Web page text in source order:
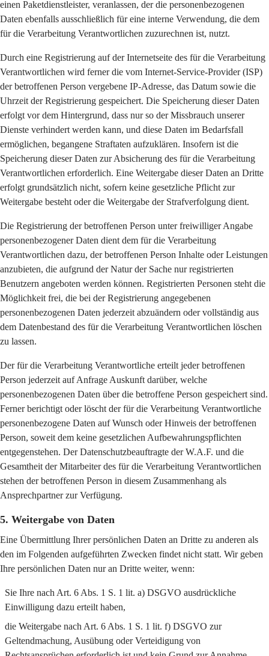
einen Paketdienstleister, veranlassen, der die personenbezogenen
Daten ebenfalls ausschließlich für eine interne Verwendung, die dem
für die Verarbeitung Verantwortlichen zuzurechnen ist, nutzt.
Durch eine Registrierung auf der Internetseite des für die Verarbeitung
Verantwortlichen wird ferner die vom Internet-Service-Provider (ISP)
der betroffenen Person vergebene IP-Adresse, das Datum sowie die
Uhrzeit der Registrierung gespeichert. Die Speicherung dieser Daten
erfolgt vor dem Hintergrund, dass nur so der Missbrauch unserer
Dienste verhindert werden kann, und diese Daten im Bedarfsfall
ermöglichen, begangene Straftaten aufzuklären. Insofern ist die
Speicherung dieser Daten zur Absicherung des für die Verarbeitung
Verantwortlichen erforderlich. Eine Weitergabe dieser Daten an Dritte
erfolgt grundsätzlich nicht, sofern keine gesetzliche Pflicht zur
Weitergabe besteht oder die Weitergabe der Strafverfolgung dient.
Die Registrierung der betroffenen Person unter freiwilliger Angabe
personenbezogener Daten dient dem für die Verarbeitung
Verantwortlichen dazu, der betroffenen Person Inhalte oder Leistungen
anzubieten, die aufgrund der Natur der Sache nur registrierten
Benutzern angeboten werden können. Registrierten Personen steht die
Möglichkeit frei, die bei der Registrierung angegebenen
personenbezogenen Daten jederzeit abzuändern oder vollständig aus
dem Datenbestand des für die Verarbeitung Verantwortlichen löschen
zu lassen.
Der für die Verarbeitung Verantwortliche erteilt jeder betroffenen
Person jederzeit auf Anfrage Auskunft darüber, welche
personenbezogenen Daten über die betroffene Person gespeichert sind.
Ferner berichtigt oder löscht der für die Verarbeitung Verantwortliche
personenbezogene Daten auf Wunsch oder Hinweis der betroffenen
Person, soweit dem keine gesetzlichen Aufbewahrungspflichten
entgegenstehen. Der Datenschutzbeauftragte der W.A.F. und die
Gesamtheit der Mitarbeiter des für die Verarbeitung Verantwortlichen
stehen der betroffenen Person in diesem Zusammenhang als
Ansprechpartner zur Verfügung.
5. Weitergabe von Daten
Eine Übermittlung Ihrer persönlichen Daten an Dritte zu anderen als
den im Folgenden aufgeführten Zwecken findet nicht statt. Wir geben
Ihre persönlichen Daten nur an Dritte weiter, wenn:
Sie Ihre nach Art. 6 Abs. 1 S. 1 lit. a) DSGVO ausdrückliche
Einwilligung dazu erteilt haben,
die Weitergabe nach Art. 6 Abs. 1 S. 1 lit. f) DSGVO zur
Geltendmachung, Ausübung oder Verteidigung von